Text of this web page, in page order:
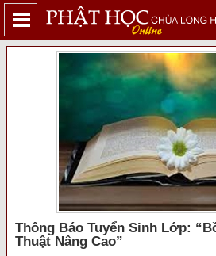
Thông Báo Tuyển Sinh Lớp:
Thuật Nâng Cao”